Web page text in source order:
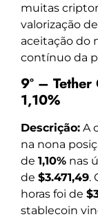
muitas
valorização
aceitação do
contínuo da
9º –
1,10%
Descrição: A
na nona
de 1,10% nas
de $3.471,49.
horas foi de
stablecoin